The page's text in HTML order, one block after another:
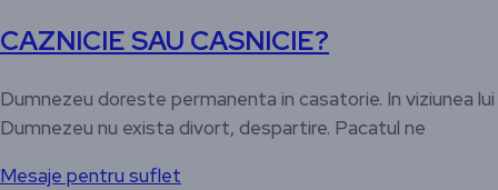
CAZNICIE SAU CASNICIE?
Dumnezeu doreste permanenta in casatorie. In viziunea lui
Dumnezeu nu exista divort, despartire. Pacatul ne
Mesaje pentru suflet